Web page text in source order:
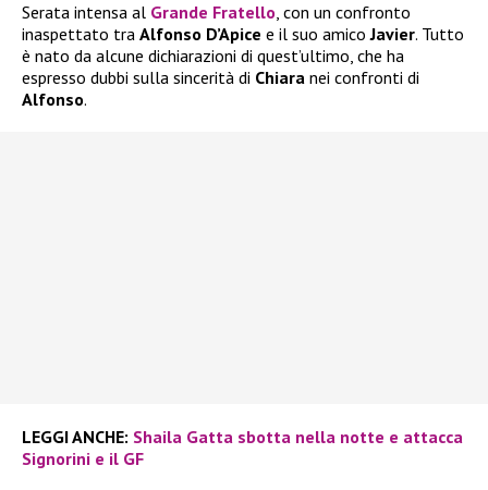
Serata intensa al Grande Fratello, con un confronto
inaspettato tra Alfonso D’Apice e il suo amicoJavier. Tutto
è nato da alcune dichiarazioni di quest’ultimo, che ha
espresso dubbi sulla sincerità di Chiara nei confronti di
Alfonso.
LEGGI ANCHE: Shaila Gatta sbotta nella notte e attacca
Signorini e il GF